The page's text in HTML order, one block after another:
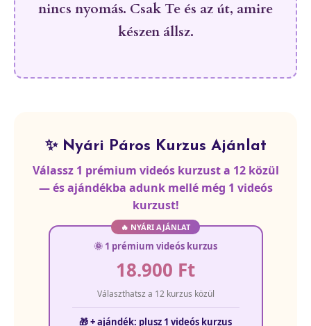
nincs nyomás. Csak Te és az út, amire
készen állsz.
✨ Nyári Páros Kurzus Ajánlat
Válassz 1 prémium videós kurzust a 12 közül
— és ajándékba adunk mellé még 1 videós
kurzust!
🔥 NYÁRI AJÁNLAT
🌞 1 prémium videós kurzus
18.900 Ft
Választhatsz a 12 kurzus közül
🎁 + ajándék: plusz 1 videós kurzus